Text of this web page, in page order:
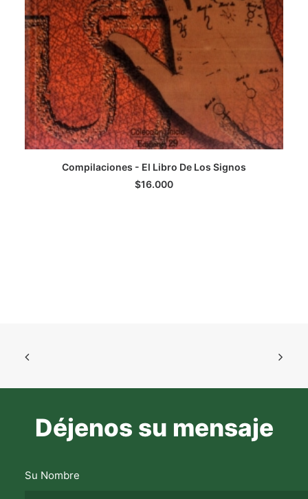
Compilaciones - El Libro De Los Signos
$16.000
Déjenos su mensaje
Su Nombre